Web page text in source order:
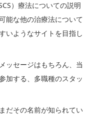
）療法についての説明
能な他の治療法について
いようなサイトを目指し
ッセージはもちろん、当
加する、多職種のスタッ
だその名前が知られてい